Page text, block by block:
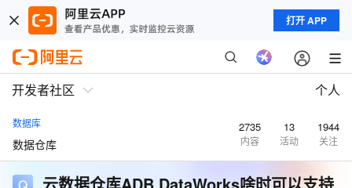
打开 APP
开发者社区 个人
数据库
数据仓库
2735
内容
13
活动
1944
关注